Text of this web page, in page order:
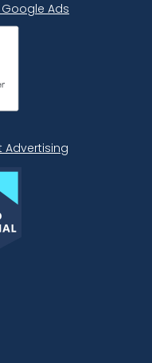
Ads
Advertising